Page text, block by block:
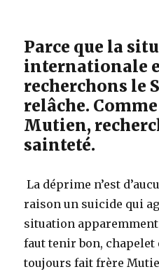
Parce que la
internationale
recherchons le
relâche.
Mutien,
sainteté.
La déprime n’est
raison un suicide qui
situation
faut tenir bon, chapelet
toujours fait frère